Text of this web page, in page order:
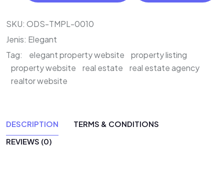
SKU: ODS-TMPL-0010
Jenis: Elegant
Tag:
elegant property website
property listing
property website
real estate
real estate agency
realtor website
DESCRIPTION
TERMS & CONDITIONS
REVIEWS (0)